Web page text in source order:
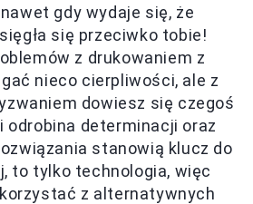
gdy wydaje się, że
się przeciwko tobie!
z drukowaniem z
nieco cierpliwości, ale z
dowiesz się czegoś
odrobina determinacji oraz
stanowią klucz do
to tylko technologia, więc
z alternatywnych